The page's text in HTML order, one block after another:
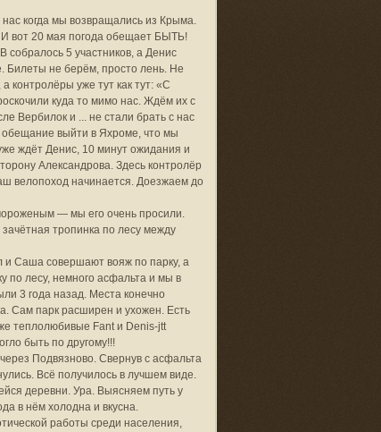
когда мы возвращались из Крыма.
И вот 20 мая погода обещает БЫТЬ!
5 участников, а Денис
Билеты не берём, просто лень. Не
контролёры уже тут как тут: «С
куда то мимо нас. Ждём их с
Вербилок и ... не стали брать с нас
обещание выйти в Яхроме, что мы
ждёт Денис, 10 минут ожидания и
Александрова. Здесь контролёр
велопоход начинается. Доезжаем до
— мы его очень просили.
тропинка по лесу между
и Саша совершают вояж по парку, а
лесу, немного асфальта и мы в
3 года назад. Места конечно
Сам парк расширен и ухожен. Есть
теплолюбивые Fant и Denis-jtt
быть по другому!!!
Подвязново. Свернув с асфальта
Всё получилось в лучшем виде.
деревни. Ура. Выясняем путь у
в нём холодна и вкусна.
работы среди населения,